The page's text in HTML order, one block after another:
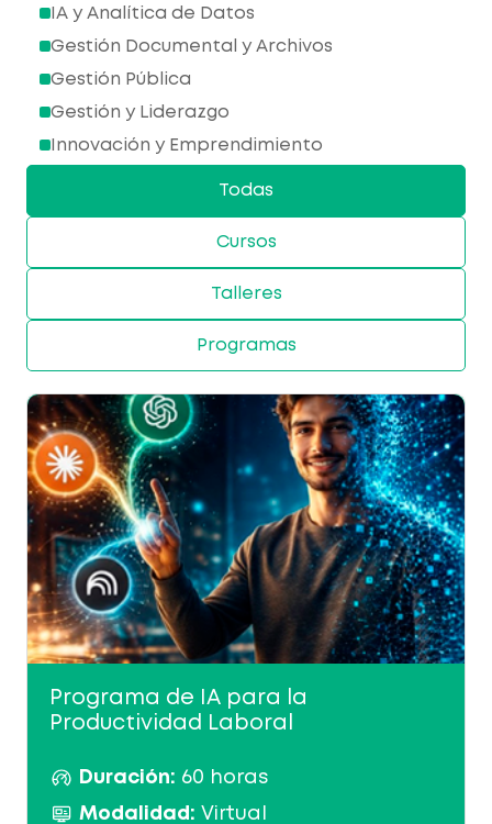
IA y Analítica de Datos
Gestión Documental y Archivos
Gestión Pública
Gestión y Liderazgo
Innovación y Emprendimiento
Todas
Cursos
Talleres
Programas
Programa de IA para la
Productividad Laboral
Duración: 60 horas
Modalidad: Virtual